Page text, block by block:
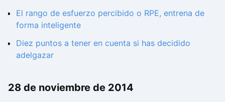
El rango de esfuerzo percibido o RPE, entrena de
forma inteligente
Diez puntos a tener en cuenta si has decidido
adelgazar
28 de noviembre de 2014